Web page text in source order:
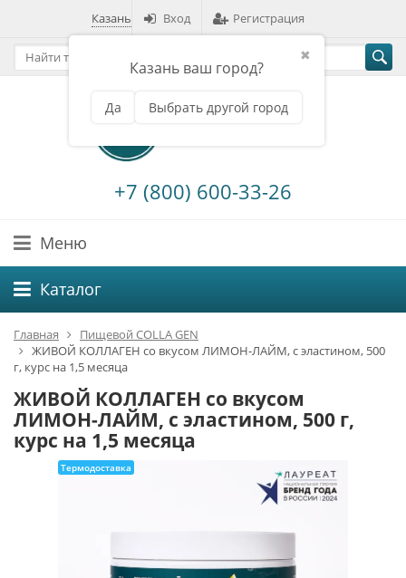
Казань
✖
Казань ваш город?
Да Выбрать другой город
Вход Регистрация
+7 (800) 600-33-26
Меню
Каталог
Главная
Пищевой COLLA GEN
ЖИВОЙ КОЛЛАГЕН со вкусом ЛИМОН-ЛАЙМ, с эластином, 500
г, курс на 1,5 месяца
ЖИВОЙ КОЛЛАГЕН со вкусом
ЛИМОН-ЛАЙМ, с эластином, 500 г,
курс на 1,5 месяца
Термодоставка